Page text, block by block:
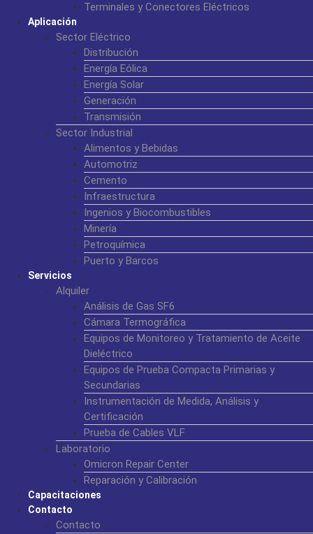
Terminales y Conectores Eléctricos
Aplicación
Sector Eléctrico
Distribución
Energía Eólica
Energía Solar
Generación
Transmisión
Sector Industrial
Alimentos y Bebidas
Automotriz
Cemento
Infraestructura
Ingenios y Biocombustibles
Minería
Petroquímica
Puerto y Barcos
Servicios
Alquiler
Análisis de Gas SF6
Cámara Termográfica
Equipos de Monitoreo y Tratamiento de Aceite
Dieléctrico
Equipos de Prueba Compacta Primarias y
Secundarias
Instrumentación de Medida, Análisis y
Certificación
Prueba de Cables VLF
Laboratorio
Omicron Repair Center
Reparación y Calibración
Capacitaciones
Contacto
Contacto